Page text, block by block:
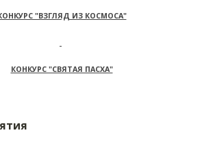
"ВЗГЛЯД ИЗ КОСМОСА"
КОНКУРС "СВЯТАЯ ПАСХА"